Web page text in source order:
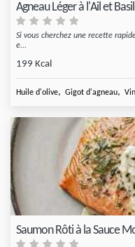
Agneau Léger à l'Ail et
Si vous cherchez une recette
e...
199 Kcal
Huile d'olive, Gigot d'agneau,
Saumon Rôti à la Sauce